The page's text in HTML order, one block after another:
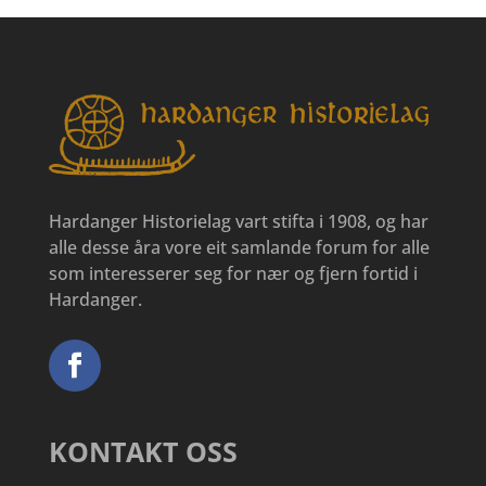
Hardanger Historielag vart stifta i 1908, og har
alle desse åra vore eit samlande forum for alle
som interesserer seg for nær og fjern fortid i
Hardanger.
KONTAKT OSS